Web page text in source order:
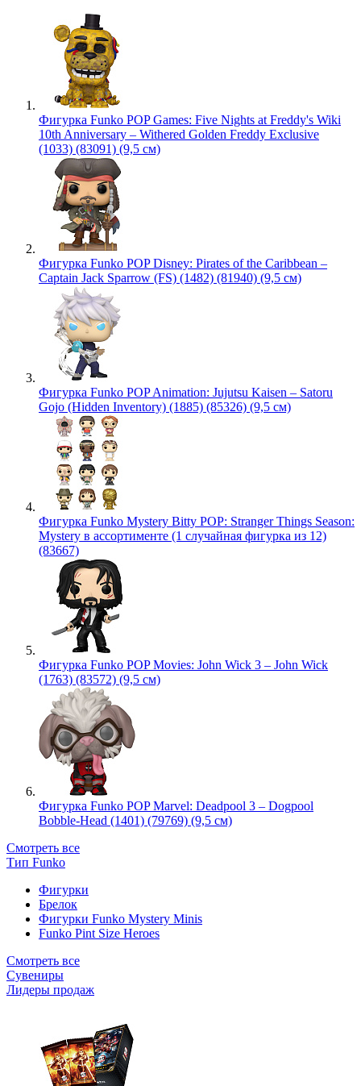
Фигурка Funko POP Games: Five Nights at Freddy's Wiki
10th Anniversary – Withered Golden Freddy Exclusive
(1033) (83091) (9,5 см)
Фигурка Funko POP Disney: Pirates of the Caribbean –
Captain Jack Sparrow (FS) (1482) (81940) (9,5 см)
Фигурка Funko POP Animation: Jujutsu Kaisen – Satoru
Gojo (Hidden Inventory) (1885) (85326) (9,5 см)
Фигурка Funko Mystery Bitty POP: Stranger Things Season:
Mystery в ассортименте (1 случайная фигурка из 12)
(83667)
Фигурка Funko POP Movies: John Wick 3 – John Wick
(1763) (83572) (9,5 см)
Фигурка Funko POP Marvel: Deadpool 3 – Dogpool
Bobble-Head (1401) (79769) (9,5 см)
Смотреть все
Тип Funko
Фигурки
Брелок
Фигурки Funko Mystery Minis
Funko Pint Size Heroes
Смотреть все
Сувениры
Лидеры продаж